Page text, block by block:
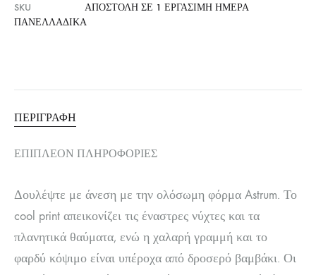
SKU
ΑΠΟΣΤΟΛΉ ΣΕ 1 ΕΡΓΆΣΙΜΗ ΗΜΈΡΑ
ΠΑΝΕΛΛΑΔΙΚΆ
ΠΕΡΙΓΡΑΦΉ
ΕΠΙΠΛΈΟΝ ΠΛΗΡΟΦΟΡΊΕΣ
Δουλέψτε με άνεση με την ολόσωμη φόρμα Astrum. Το
cool print απεικονίζει τις έναστρες νύχτες και τα
πλανητικά θαύματα, ενώ η χαλαρή γραμμή και το
φαρδύ κόψιμο είναι υπέροχα από δροσερό βαμβάκι. Οι